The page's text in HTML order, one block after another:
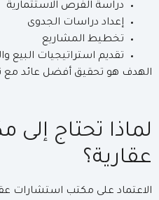
دراسة الفرص الاستثمارية
إعداد دراسات الجدوى
تخطيط المشاريع
تقديم استراتيجيات البيع
الهدف هو تحقيق أفضل عائد مع
لماذا تحتاج
عقارية؟
الاعتماد على مكتب استشارات